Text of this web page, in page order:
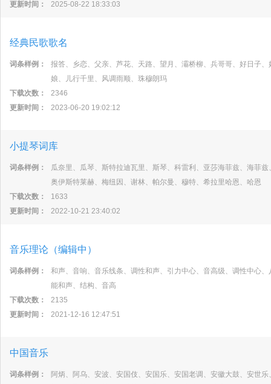
更新时间：
2025-08-22 18:33:03
经典民歌歌名
词条样例：
报答、乡恋、父亲、芦花、天路、望月、灞桥柳、兵哥哥、好日子
娘、儿行千里、风调雨顺、珠穆朗玛
下载次数：
2346
更新时间：
2023-06-20 19:02:12
小提琴词库
词条样例：
瓜奈里、瓜琴、斯特拉迪瓦里、斯琴、科雷利、亚莎海菲兹、海菲
奥伊斯特莱赫、梅纽因、谢林、帕尔曼、穆特、希拉里哈恩、哈恩
下载次数：
1633
更新时间：
2022-10-21 23:40:02
音乐理论（编辑中）
词条样例：
和声、音响、音乐线条、调性和声、引力中心、音高级、调性中心
能和声、结构、音高
下载次数：
2135
更新时间：
2021-12-16 12:47:51
中国音乐
词条样例：
阿炳、阿乌、安波、安国伎、安国乐、安国老调、安徽大鼓、安世